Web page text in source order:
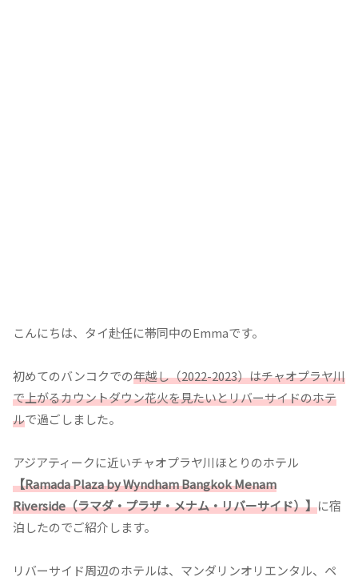
こんにちは、タイ赴任に帯同中のEmmaです。
初めてのバンコクでの年越し（2022-2023）はチャオプラヤ川
で上がるカウントダウン花火を見たいとリバーサイドのホテ
ルで過ごしました。
アジアティークに近いチャオプラヤ川ほとりのホテル
【Ramada Plaza by Wyndham Bangkok Menam
Riverside（ラマダ・プラザ・メナム・リバーサイド）】に宿
泊したのでご紹介します。
リバーサイド周辺のホテルは、マンダリンオリエンタル、ペ